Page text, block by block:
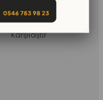
Karşılaştır